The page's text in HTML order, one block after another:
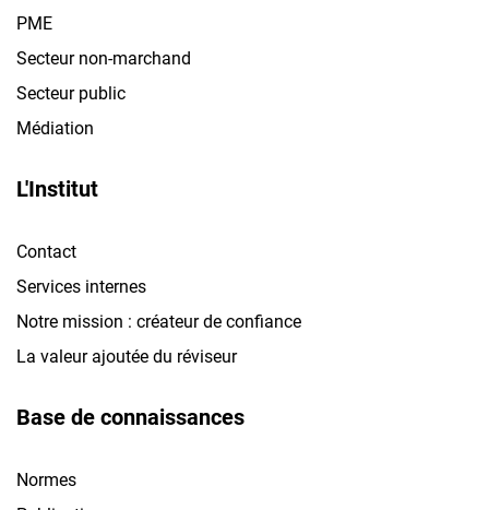
PME
Secteur non-marchand
Secteur public
Médiation
L'Institut
Contact
Services internes
Notre mission : créateur de confiance
La valeur ajoutée du réviseur
Base de connaissances
Normes